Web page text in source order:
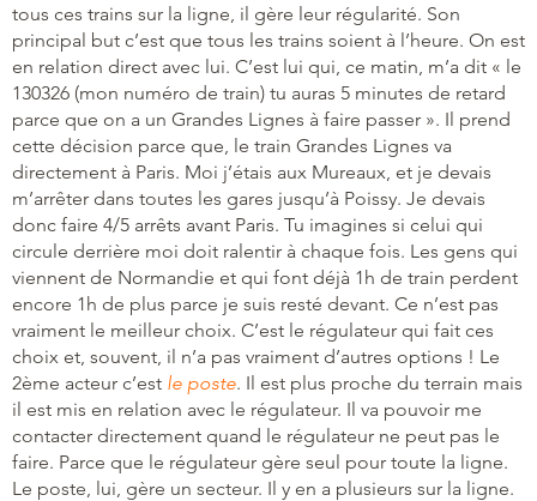
tous ces trains sur la ligne, il gère leur régularité. Son
principal but c’est que tous les trains soient à l’heure. On est
en relation direct avec lui. C’est lui qui, ce matin, m’a dit « le
130326 (mon numéro de train) tu auras 5 minutes de retard
parce que on a un Grandes Lignes à faire passer ». Il prend
cette décision parce que, le train Grandes Lignes va
directement à Paris. Moi j’étais aux Mureaux, et je devais
m’arrêter dans toutes les gares jusqu’à Poissy. Je devais
donc faire 4/5 arrêts avant Paris. Tu imagines si celui qui
circule derrière moi doit ralentir à chaque fois. Les gens qui
viennent de Normandie et qui font déjà 1h de train perdent
encore 1h de plus parce je suis resté devant. Ce n’est pas
vraiment le meilleur choix. C’est le régulateur qui fait ces
choix et, souvent, il n’a pas vraiment d’autres options ! Le
2ème acteur c’est le poste. Il est plus proche du terrain mais
il est mis en relation avec le régulateur. Il va pouvoir me
contacter directement quand le régulateur ne peut pas le
faire. Parce que le régulateur gère seul pour toute la ligne.
Le poste, lui, gère un secteur. Il y en a plusieurs sur la ligne.